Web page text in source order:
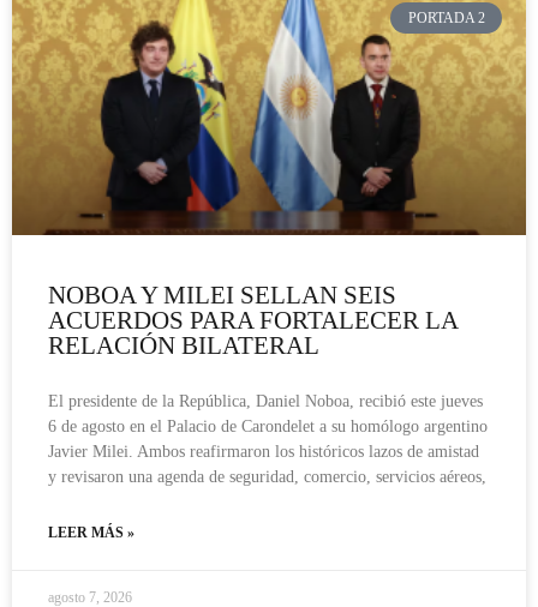
PORTADA 2
NOBOA Y MILEI SELLAN SEIS
ACUERDOS PARA FORTALECER LA
RELACIÓN BILATERAL
El presidente de la República, Daniel Noboa, recibió este jueves
6 de agosto en el Palacio de Carondelet a su homólogo argentino
Javier Milei. Ambos reafirmaron los históricos lazos de amistad
y revisaron una agenda de seguridad, comercio, servicios aéreos,
LEER MÁS »
agosto 7, 2026